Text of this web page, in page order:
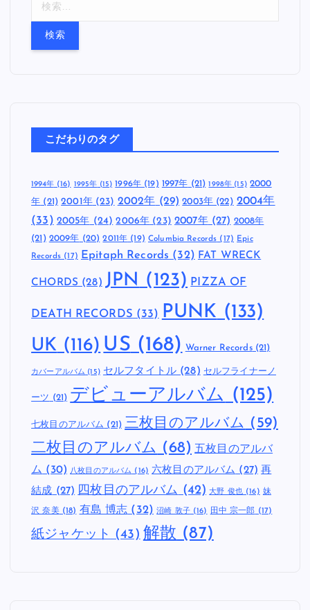
こだわりのタグ
1994年(16) 1995年 (15) 1996年(19) 1997年 (21) 1998年 (15) 2000
年 (21) 2001年(23) 2002年 (29) 2003年 (22) 2004年
(33) 2005年 (24) 2006年 (23) 2007年(27) 2008年
(21) 2009年 (20) 2011年 (19) Columbia Records (17) Epic
Records (17) Epitaph Records (32) FAT WRECK
CHORDS (28) JPN (123) PIZZA OF
DEATH RECORDS (33) PUNK (133)
UK (116) US (168) Warner Records(21)
カバーアルバム (15) セルフタイトル(28) セルフライナーノ
ーツ (21) デビューアルバム (125)
七枚目のアルバム (21) 三枚目のアルバム (59)
二枚目のアルバム (68) 五枚目のアルバ
ム (30) 八枚目のアルバム (16) 六枚目のアルバム (27) 再
結成 (27) 四枚目のアルバム (42) 大野 俊也(16) 妹
沢 奈美(18) 有島 博志 (32) 沼崎 敦子(16) 田中 宗一郎 (17)
紙ジャケット (43) 解散 (87)